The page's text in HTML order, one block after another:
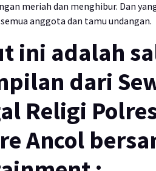
meriah dan menghibur. Dan
anggota dan tamu undangan.
ini adalah
dari
Religi
Ancol